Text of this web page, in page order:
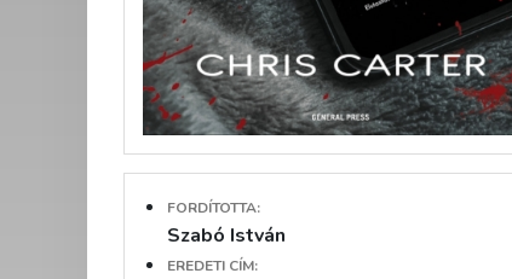
FORDÍTOTTA:
Szabó István
EREDETI CÍM: